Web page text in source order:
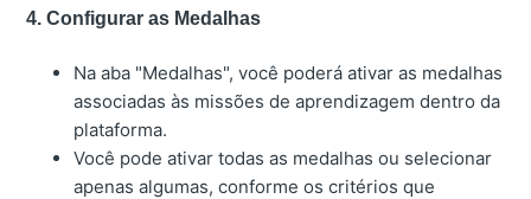
4. Configurar as Medalhas
Na aba "Medalhas", você poderá ativar as medalhas
associadas às missões de aprendizagem dentro da
plataforma.
Você pode ativar todas as medalhas ou selecionar
apenas algumas, conforme os critérios que